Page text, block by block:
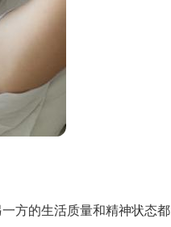
方的生活质量和精神状态都